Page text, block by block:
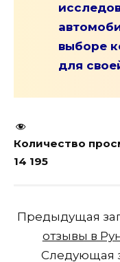
выборе
для
Количество
14 195
Предыдущая
отзывы в
Следующая